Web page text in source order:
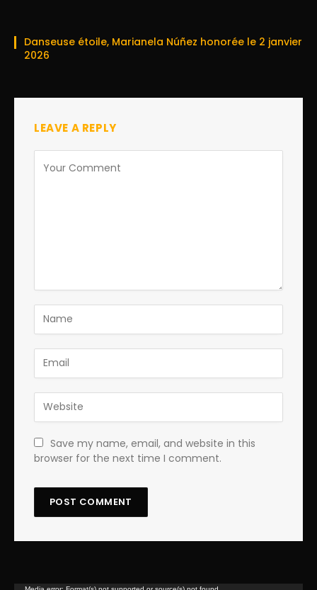
Danseuse étoile, Marianela Núñez honorée le 2 janvier
2026
LEAVE A REPLY
Save my name, email, and website in this
browser for the next time I comment.